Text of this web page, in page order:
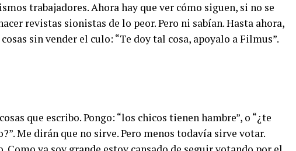
trabajadores. Ahora hay que ver cómo siguen, si no se
revistas sionistas de lo peor. Pero ni sabían. Hasta ahora,
sin vender el culo: “Te doy tal cosa, apoyalo a Filmus”.
que escribo. Pongo: “los chicos tienen hambre”, o “¿te
Me dirán que no sirve. Pero menos todavía sirve votar.